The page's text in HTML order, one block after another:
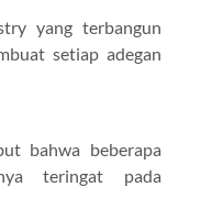
yang terbangun
setiap adegan
bahwa beberapa
teringat pada